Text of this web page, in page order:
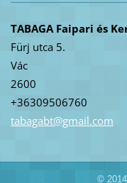
TABAGA Faipari és
Fürj utca 5.
Vác
2600
+36309506760
tabagabt@gmail.com
©